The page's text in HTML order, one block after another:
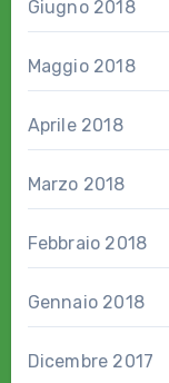
Giugno 2018
Maggio 2018
Aprile 2018
Marzo 2018
Febbraio 2018
Gennaio 2018
Dicembre 2017